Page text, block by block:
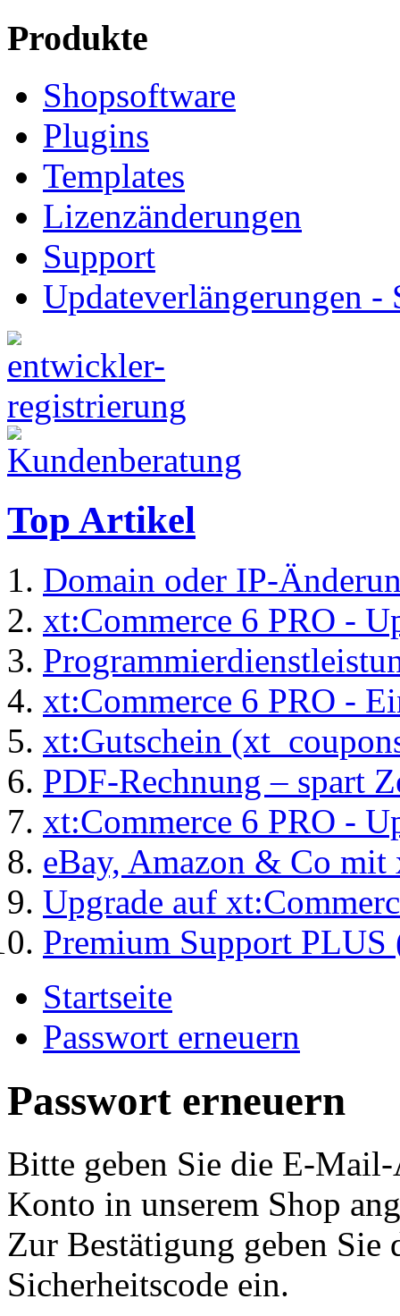
Produkte
Shopsoftware
Plugins
Templates
Lizenzänderungen
Support
Updateverlängerungen -
Top Artikel
Domain oder IP-
xt:Commerce 6 PRO -
xt:Commerce 6 PRO -
xt:Gutschein
PDF-Rechnung – spart
xt:Commerce 6 PRO -
eBay, Amazon & Co
Upgrade auf
Premium Support
Startseite
Passwort erneuern
Passwort erneuern
Bitte geben Sie die E-
Konto in unserem Shop
Zur Bestätigung geben Sie
Sicherheitscode ein.